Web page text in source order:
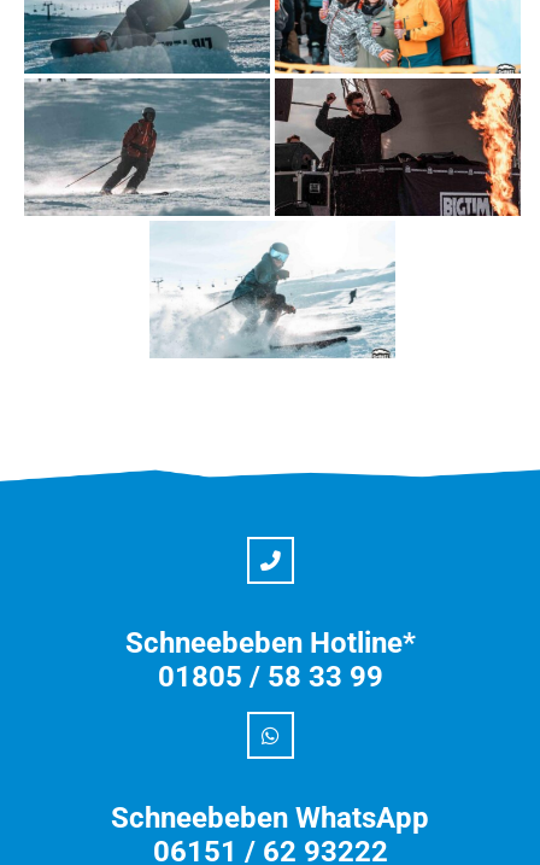
Schneebeben Hotline*
01805 / 58 33 99
Schneebeben WhatsApp
06151 / 62 93222